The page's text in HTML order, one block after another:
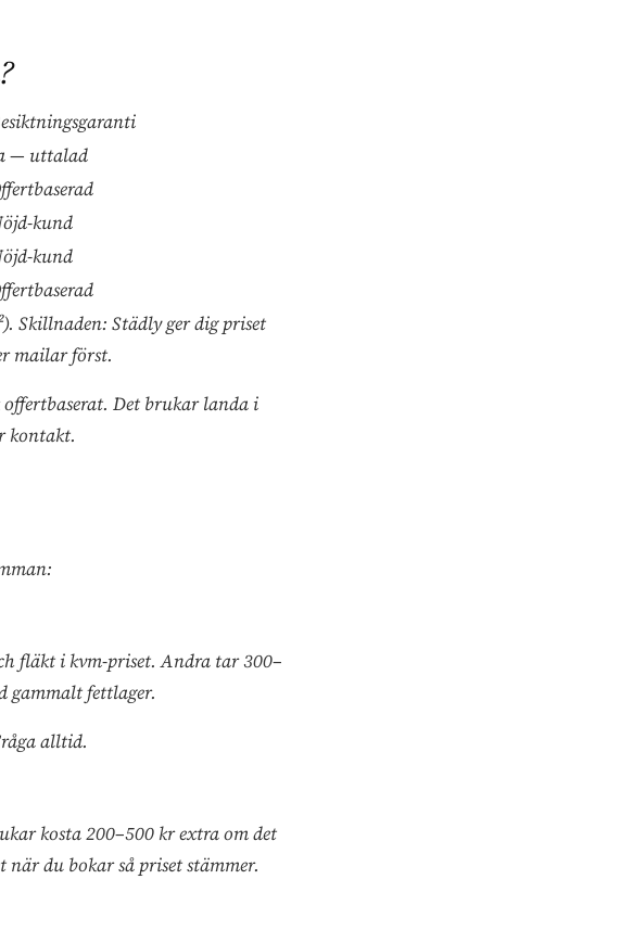
— uttalad
kund
kund
Skillnaden: Städly ger dig priset
mailar först.
Det brukar landa i
kontakt.
fläkt i kvm-priset. Andra tar 300–
gammalt fettlager.
alltid.
kosta 200–500 kr extra om det
du bokar så priset stämmer.